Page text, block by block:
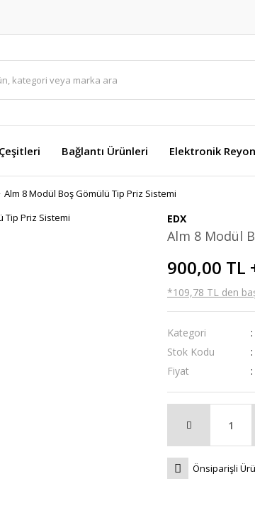
Bağlantı Ürünleri Elektronik
Alm 8 Modül Boş Gömülü Tip Priz Sistemi
EDX
Alm 8 Modül
900,00 TL
*109,78 TL den
Kategori
Stok Kodu
Fiyat
Önsiparişli